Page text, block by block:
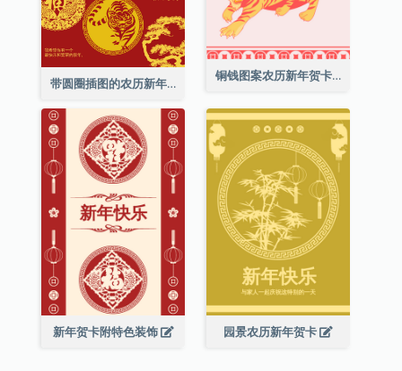
铜钱图案农历新年贺卡
带圆圈插图的农历新年快乐贺卡
新年贺卡附特色装饰 园景农历新年贺卡